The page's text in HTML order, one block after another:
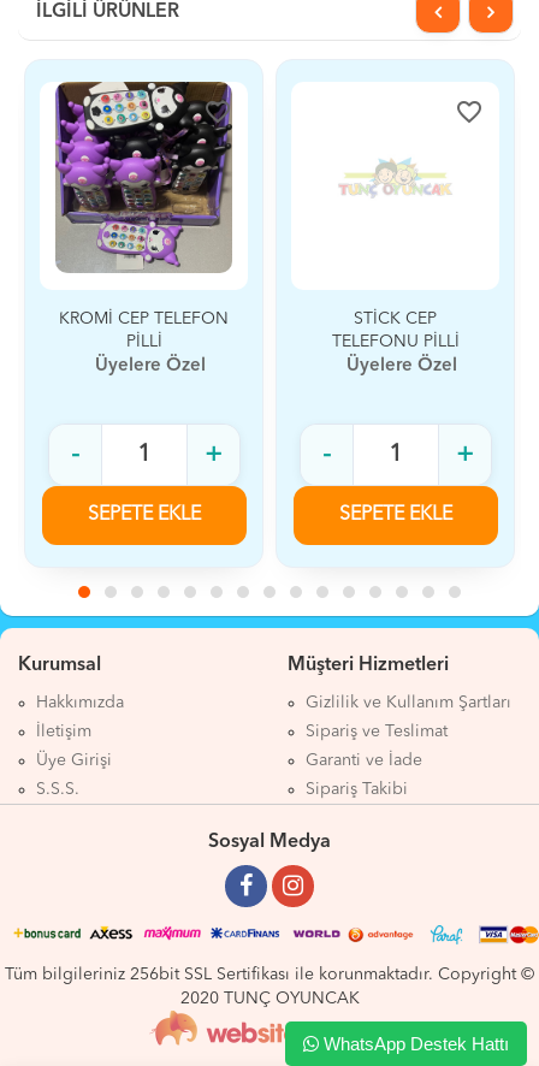
İLGİLİ ÜRÜNLER
favorite_border
KROMİ CEP TELEFON
PİLLİ
Üyelere Özel
- +
SEPETE EKLE
favorite_border
STİCK CEP
TELEFONU PİLLİ
Üyelere Özel
- +
SEPETE EKLE
Kurumsal
Hakkımızda
İletişim
Üye Girişi
S.S.S.
Müşteri Hizmetleri
Gizlilik ve Kullanım Şartları
Sipariş ve Teslimat
Garanti ve İade
Sipariş Takibi
Sosyal Medya
Tüm bilgileriniz 256bit SSL Sertifikası ile korunmaktadır. Copyright ©
2020 TUNÇ OYUNCAK
WhatsApp Destek Hattı